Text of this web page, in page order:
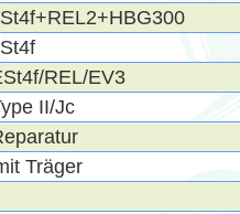
REL/EV3
II/Jc
Träger